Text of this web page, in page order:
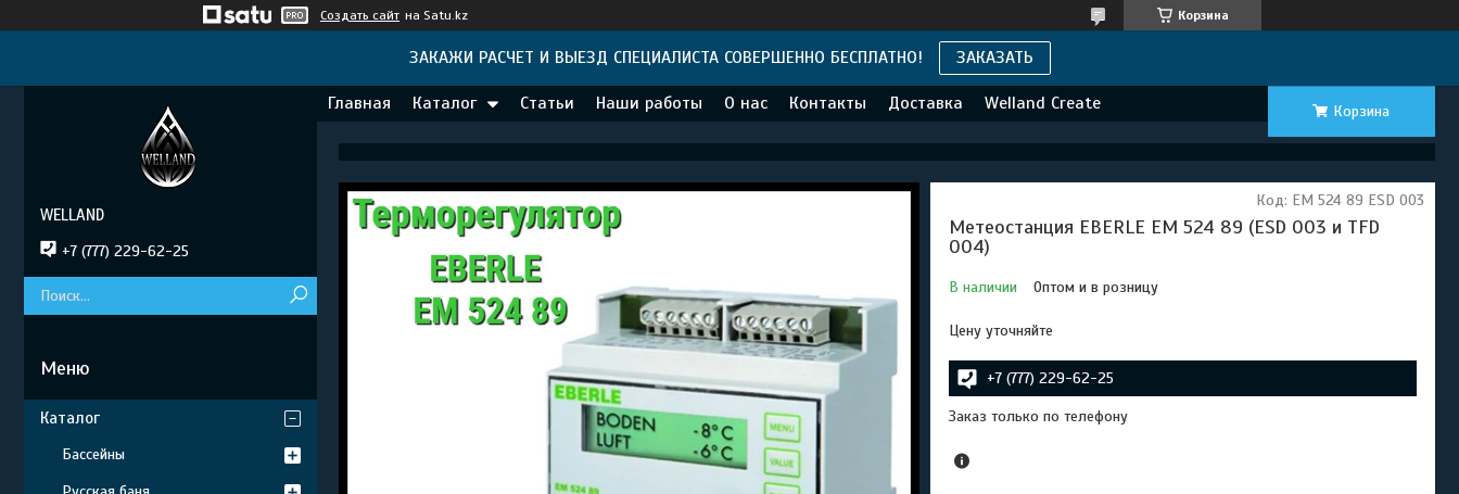
Создать сайт на Satu.kz Корзина
ЗАКАЖИ РАСЧЕТ И ВЫЕЗД СПЕЦИАЛИСТА СОВЕРШЕННО БЕСПЛАТНО! ЗАКАЗАТЬ
Главная Каталог Статьи Наши работы О нас Контакты Доставка Welland Create Корзина
Метеостанция EBERLE ЕМ 524 89 (ESD 003 и TFD
004)
В наличии Оптом и в розницу
Код: ЕМ 524 89 ESD 003
Цену уточняйте
+7 (777) 229-62-25
Заказ только по телефону
WELLAND
+7 (777) 229-62-25
Каталог
Бассейны